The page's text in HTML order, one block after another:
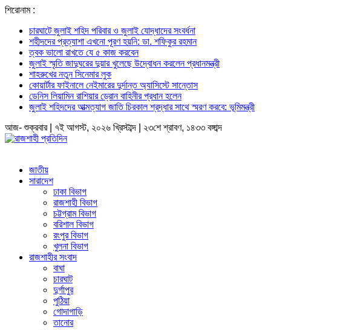
শিরোনাম :
চারঘাটে জুলাই শহিদ পরিবার ও জুলাই যোদ্ধাদের সংবর্ধনা
শহীদদের প্রত্যাশা এখনো পূরণ হয়নি: ডা. শফিকুর রহমান
ত্বক ভালো রাখতে যে ৫ কাজ করবেন
জুলাই স্মৃতি জাদুঘরের দুয়ার খুলেছে উদ্বোধন করলেন প্রধানমন্ত্রী
শাহরুখের নতুন সিনেমার লুক
কোয়ার্টার ফাইনালে নেইমারের দুর্দান্ত অ্যাসিস্টে সান্তোস
ডেনিস লিয়ামিন রাশিয়ার ড্রোন বাহিনীর প্রধান হলেন
জুলাই শহিদদের আত্মত্যাগ জাতি চিরকাল শ্রদ্ধার সাথে স্মরণ করবে: ভূমিমন্ত্রী
আজ- শুক্রবার | ৭ই আগস্ট, ২০২৬ খ্রিস্টাব্দ | ২৩শে শ্রাবণ, ১৪৩৩ বঙ্গাব্দ
জাতীয়
সারাদেশ
ঢাকা বিভাগ
রাজশাহী বিভাগ
চট্টগ্রাম বিভাগ
বরিশাল বিভাগ
রংপুর বিভাগ
খুলনা বিভাগ
রাজশাহীর সংবাদ
বাঘা
চারঘাট
দুর্গাপুর
পুঠিয়া
গোদাগাড়ি
তানোর